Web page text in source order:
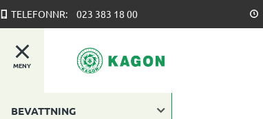
TELEFONNR: 023 383 18 00
MENY
BEVATTNING